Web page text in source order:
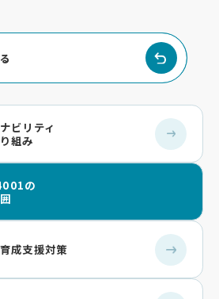
ビリティ
組み
の
成支援対策